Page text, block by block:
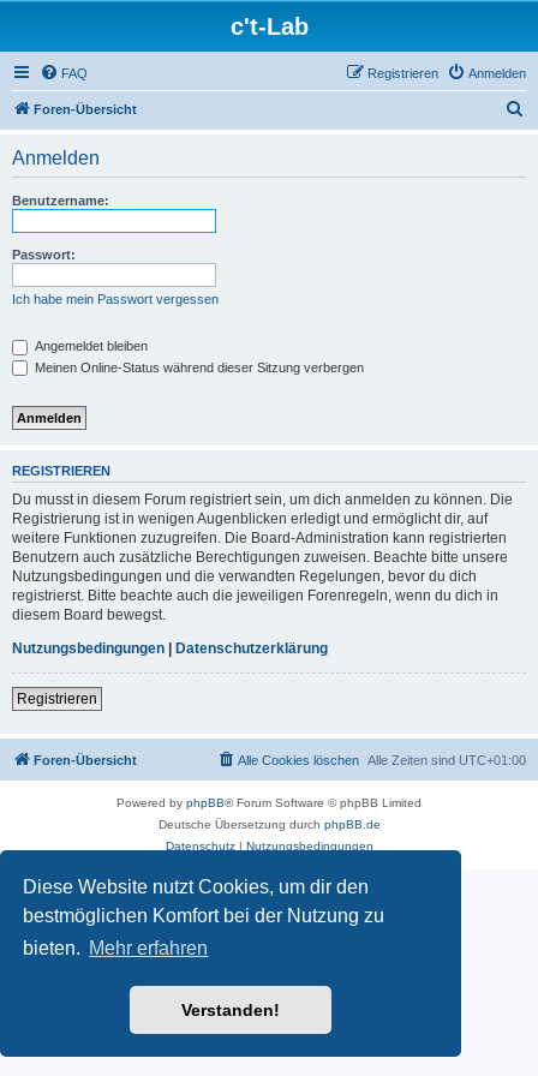
Diese Website nutzt Cookies, um dir den
bestmöglichen Komfort bei der Nutzung zu
bieten. Mehr erfahren
Verstanden!
c't-Lab
FAQ Anmelden
Registrieren
Foren-Übersicht
Anmelden
Benutzername:
Passwort:
Ich habe mein Passwort vergessen
Angemeldet bleiben
Meinen Online-Status während dieser Sitzung verbergen
REGISTRIEREN
Du musst in diesem Forum registriert sein, um dich anmelden zu können. Die
Registrierung ist in wenigen Augenblicken erledigt und ermöglicht dir, auf
weitere Funktionen zuzugreifen. Die Board-Administration kann registrierten
Benutzern auch zusätzliche Berechtigungen zuweisen. Beachte bitte unsere
Nutzungsbedingungen und die verwandten Regelungen, bevor du dich
registrierst. Bitte beachte auch die jeweiligen Forenregeln, wenn du dich in
diesem Board bewegst.
Nutzungsbedingungen | Datenschutzerklärung
Registrieren
Foren-Übersicht Alle Zeiten sind UTC+01:00
Alle Cookies löschen
Powered by phpBB® Forum Software © phpBB Limited
Deutsche Übersetzung durch phpBB.de
Datenschutz| Nutzungsbedingungen